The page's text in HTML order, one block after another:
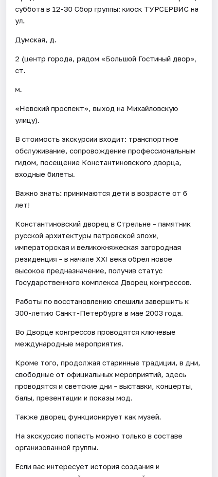
суббота в 12-30 Сбор группы: киоск ТУРСЕРВИС на
ул.
Думская, д.
2 (центр города, рядом «Большой Гостиный двор»,
ст.
м.
«Невский проспект», выход на Михайловскую
улицу).
В стоимость экскурсии входит: транспортное
обслуживание, сопровождение профессиональным
гидом, посещение Константиновского дворца,
входные билеты.
Важно знать: принимаются дети в возрасте от 6
лет!
Константиновский дворец в Стрельне - памятник
русской архитектуры петровской эпохи,
императорская и великокняжеская загородная
резиденция - в начале XXI века обрел новое
высокое предназначение, получив статус
Государственного комплекса Дворец конгрессов.
Работы по восстановлению спешили завершить к
300-летию Санкт-Петербурга в мае 2003 года.
Во Дворце конгрессов проводятся ключевые
международные мероприятия.
Кроме того, продолжая старинные традиции, в дни,
свободные от официальных мероприятий, здесь
проводятся и светские дни - выставки, концерты,
балы, презентации и показы мод.
Также дворец функционирует как музей.
На экскурсию попасть можно только в составе
организованной группы.
Если вас интересует история создания и